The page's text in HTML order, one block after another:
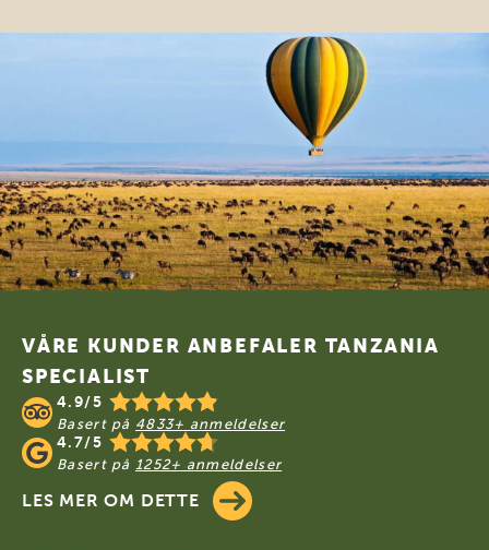
Footer
VÅRE KUNDER ANBEFALER TANZANIA
SPECIALIST
4.9/5
Basert på 4833+ anmeldelser
4.7/5
Basert på 1252+ anmeldelser
LES MER OM DETTE